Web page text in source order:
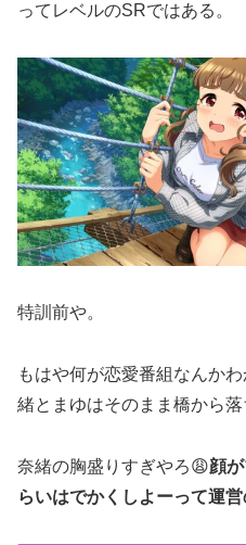
ってレベルのSRではある。
特訓前や。
もはや何が恋愛番組なんか
緒とまゆはそのまま橋から落
奈緒の胸盛りすぎやろ😩顔
らいはでかくしよーって運